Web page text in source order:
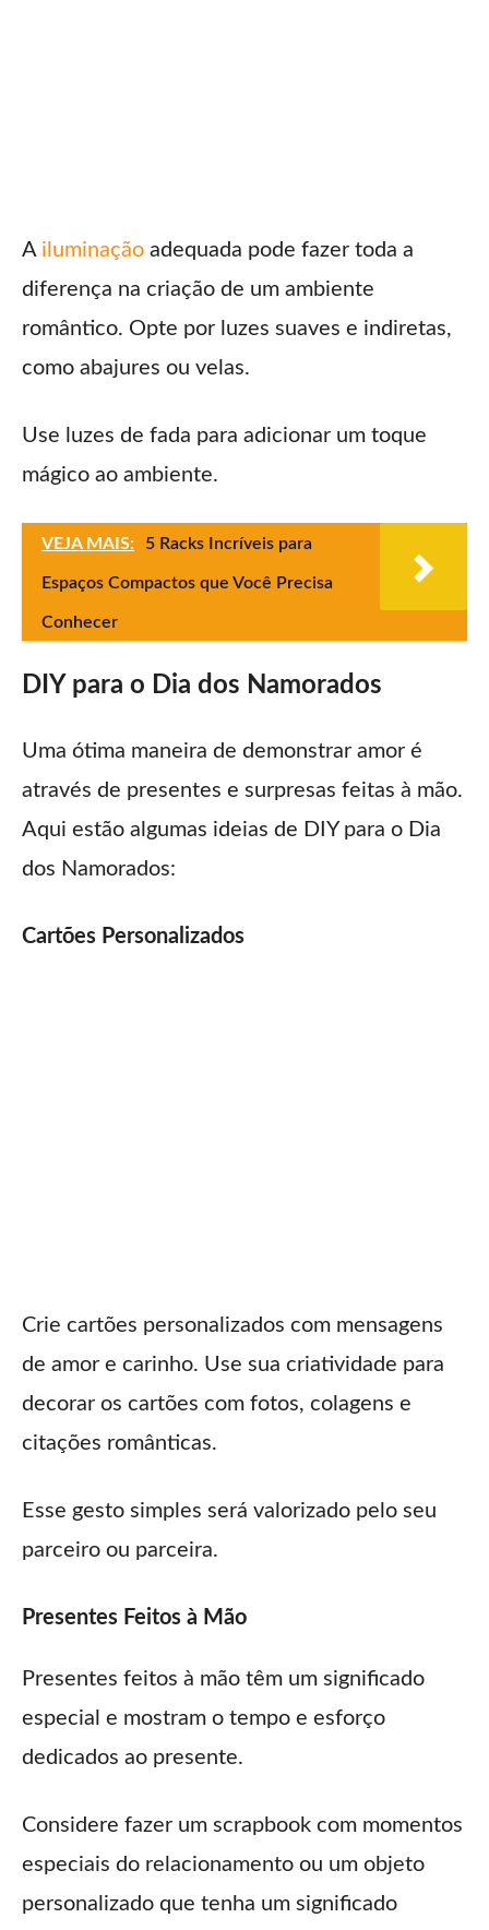
A iluminação adequada pode fazer toda a
diferença na criação de um ambiente
romântico. Opte por luzes suaves e indiretas,
como abajures ou velas.
Use luzes de fada para adicionar um toque
mágico ao ambiente.
VEJA MAIS: 5 Racks Incríveis para
Espaços Compactos que Você Precisa
Conhecer
DIY para o Dia dos Namorados
Uma ótima maneira de demonstrar amor é
através de presentes e surpresas feitas à mão.
Aqui estão algumas ideias de DIY para o Dia
dos Namorados:
Cartões Personalizados
Crie cartões personalizados com mensagens
de amor e carinho. Use sua criatividade para
decorar os cartões com fotos, colagens e
citações românticas.
Esse gesto simples será valorizado pelo seu
parceiro ou parceira.
Presentes Feitos à Mão
Presentes feitos à mão têm um significado
especial e mostram o tempo e esforço
dedicados ao presente.
Considere fazer um scrapbook com momentos
especiais do relacionamento ou um objeto
personalizado que tenha um significado